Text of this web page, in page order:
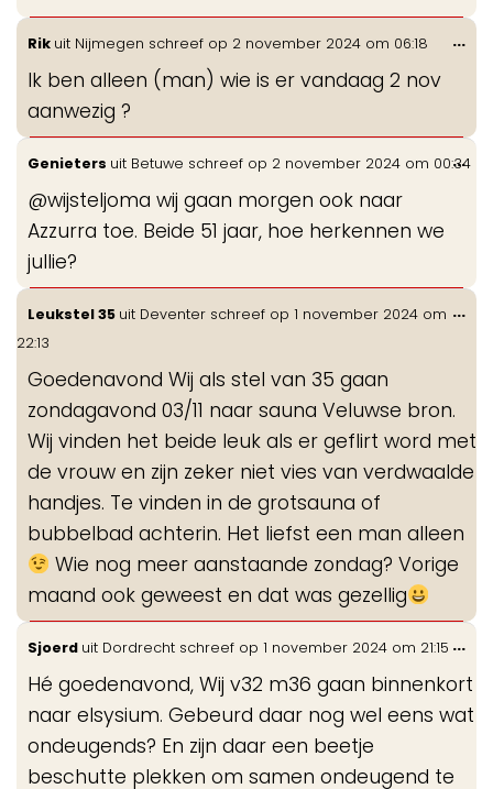
Rik uit Nijmegen schreef op 2 november 2024 om 06:18
Ik ben alleen (man) wie is er vandaag 2 nov
aanwezig ?
...
Genieters uit Betuwe schreef op 2 november 2024 om 00:34
@wijsteljoma wij gaan morgen ook naar
Azzurra toe. Beide 51 jaar, hoe herkennen we
jullie?
...
Leukstel 35 uit Deventer schreef op 1 november 2024 om
22:13
Goedenavond Wij als stel van 35 gaan
zondagavond 03/11 naar sauna Veluwse bron.
Wij vinden het beide leuk als er geflirt word met
de vrouw en zijn zeker niet vies van verdwaalde
handjes. Te vinden in de grotsauna of
bubbelbad achterin. Het liefst een man alleen
Wie nog meer aanstaande zondag? Vorige
maand ook geweest en dat was gezellig
...
Sjoerd uit Dordrecht schreef op 1 november 2024 om 21:15
Hé goedenavond, Wij v32 m36 gaan binnenkort
naar elsysium. Gebeurd daar nog wel eens wat
ondeugends? En zijn daar een beetje
beschutte plekken om samen ondeugend te
...